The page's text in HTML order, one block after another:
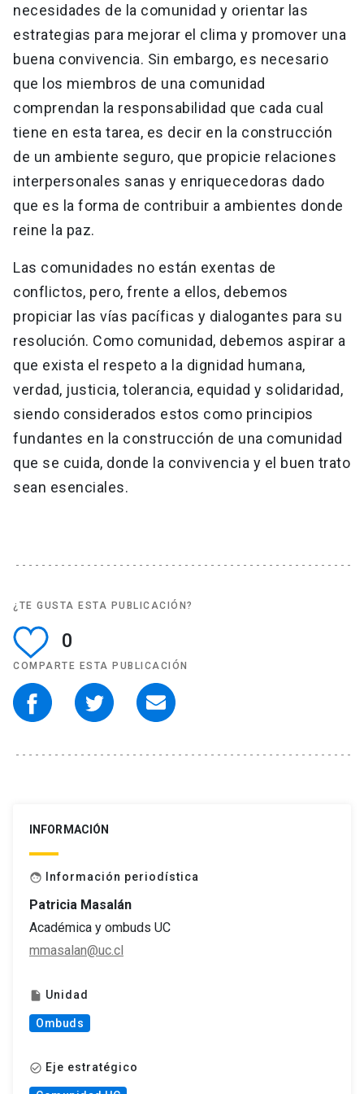
necesidades de la comunidad y orientar las
estrategias para mejorar el clima y promover una
buena convivencia. Sin embargo, es necesario
que los miembros de una comunidad
comprendan la responsabilidad que cada cual
tiene en esta tarea, es decir en la construcción
de un ambiente seguro, que propicie relaciones
interpersonales sanas y enriquecedoras dado
que es la forma de contribuir a ambientes donde
reine la paz.
Las comunidades no están exentas de
conflictos, pero, frente a ellos, debemos
propiciar las vías pacíficas y dialogantes para su
resolución. Como comunidad, debemos aspirar a
que exista el respeto a la dignidad humana,
verdad, justicia, tolerancia, equidad y solidaridad,
siendo considerados estos como principios
fundantes en la construcción de una comunidad
que se cuida, donde la convivencia y el buen trato
sean esenciales.
¿TE GUSTA ESTA PUBLICACIÓN?
0
COMPARTE ESTA PUBLICACIÓN
INFORMACIÓN
face Información periodística
Patricia Masalán
Académica y ombuds UC
mmasalan@uc.cl
insert_drive_file Unidad
Ombuds
check_circle_outline Eje estratégico